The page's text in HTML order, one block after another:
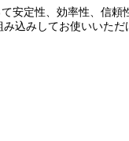
安定性、効率性、信頼
込みしてお使いいただ